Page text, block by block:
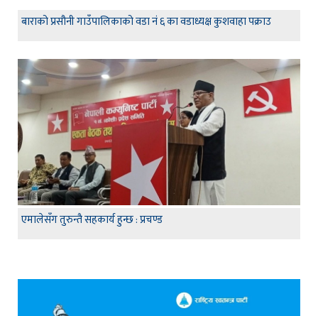
बाराको प्रसौनी गाउँपालिकाको वडा नं ६ का वडाध्यक्ष कुशवाहा पक्राउ
एमालेसँग तुरुन्तै सहकार्य हुन्छ : प्रचण्ड